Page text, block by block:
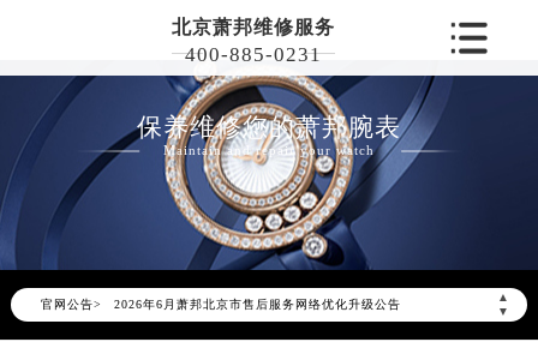
北京萧邦维修服务
400-885-0231
保养维修您的萧邦腕表
Maintain and repair your watch
官网公告>
▲
▼
2026年6月萧邦北京市售后服务网络优化升级公告
2026年6月北京市萧邦官方售后客户服务热线：400-885-0231